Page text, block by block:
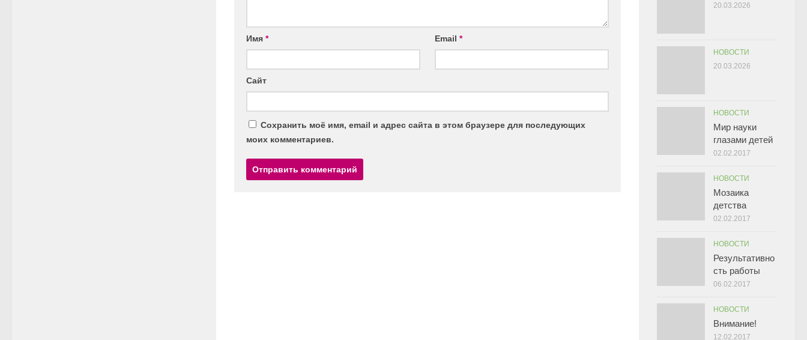
Имя * Email*
Сайт
Сохранить моё имя, email и адрес сайта в этом браузере для последующих
моих комментариев.
20.03.2026
НОВОСТИ
20.03.2026
НОВОСТИ
Мир науки
глазами детей
02.02.2017
НОВОСТИ
Мозаика
детства
02.02.2017
НОВОСТИ
Результативно
сть работы
06.02.2017
НОВОСТИ
Внимание!
12.02.2017